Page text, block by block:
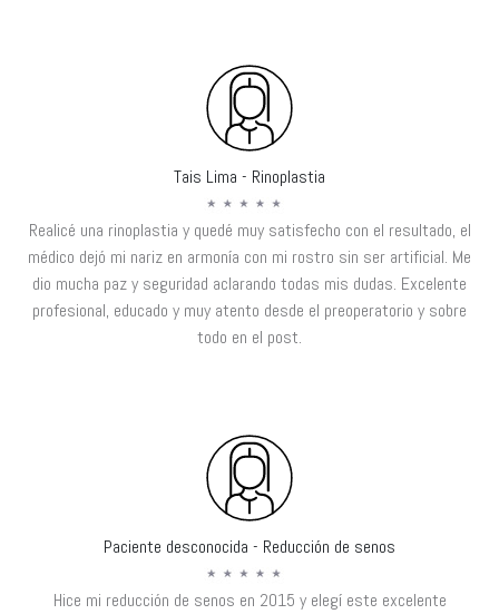
Tais Lima - Rinoplastia
Realicé una rinoplastia y quedé muy satisfecho con el resultado, el
médico dejó mi nariz en armonía con mi rostro sin ser artificial. Me
dio mucha paz y seguridad aclarando todas mis dudas. Excelente
profesional, educado y muy atento desde el preoperatorio y sobre
todo en el post.
Paciente desconocida - Reducción de senos
Hice mi reducción de senos en 2015 y elegí este excelente